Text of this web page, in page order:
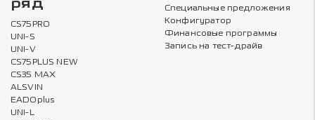
ряд
CS75PRO
UNI-S
UNI-V
CS75PLUS NEW
CS35 MAX
ALSVIN
EADOplus
UNI-L
Специальные предложения
Конфигуратор
Финансовые программы
Запись на тест-драйв